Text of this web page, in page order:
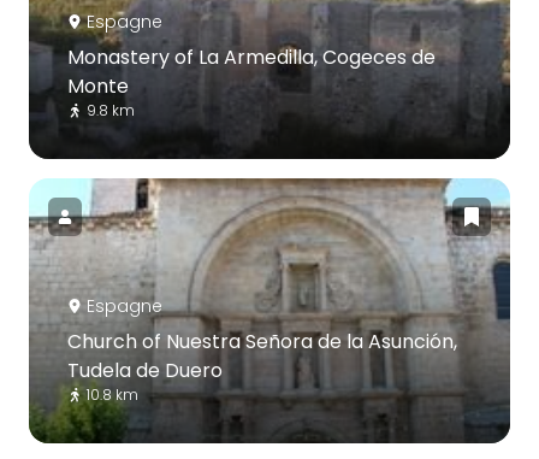
Espagne
Monastery of La Armedilla, Cogeces de
Monte
9.8 km
Espagne
Church of Nuestra Señora de la Asunción,
Tudela de Duero
10.8 km